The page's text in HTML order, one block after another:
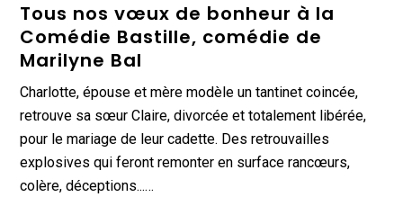
Tous nos vœux de bonheur à la
Comédie Bastille, comédie de
Marilyne Bal
Charlotte, épouse et mère modèle un tantinet coincée,
retrouve sa sœur Claire, divorcée et totalement libérée,
pour le mariage de leur cadette. Des retrouvailles
explosives qui feront remonter en surface rancœurs,
colère, déceptions...…